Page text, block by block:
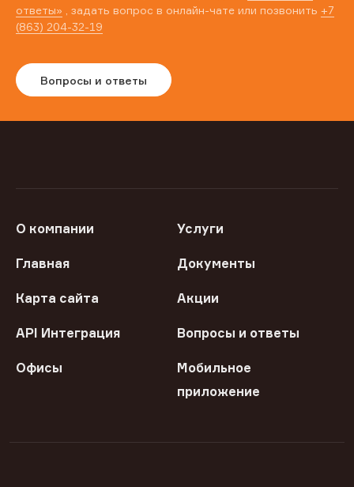
ответы» , задать вопрос в онлайн-чате или позвонить +7
(863) 204-32-19
Вопросы и ответы
О компании Услуги
Главная Документы
Карта сайта Акции
API Интеграция Вопросы и ответы
Офисы
Мобильное
приложение